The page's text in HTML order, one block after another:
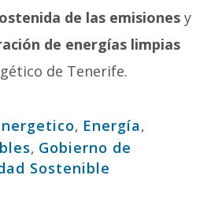
de las emisiones y
de energías limpias
de Tenerife.
, Energía,
, Gobierno de
Sostenible